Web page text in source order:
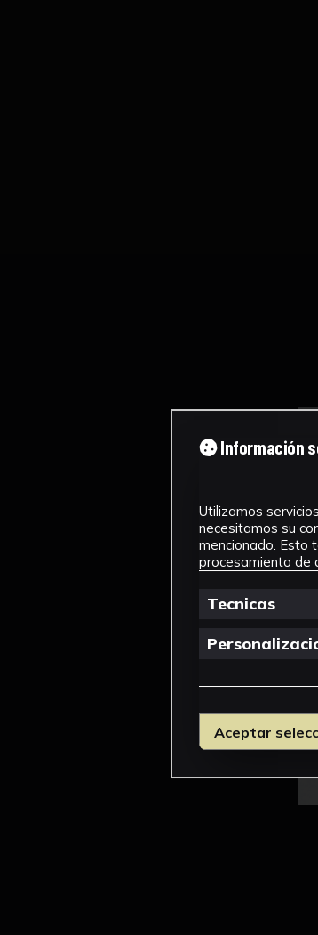
Información
Utilizamos
necesitamos su
mencionado. Esto
procesamiento de
Tecnicas
Aceptar